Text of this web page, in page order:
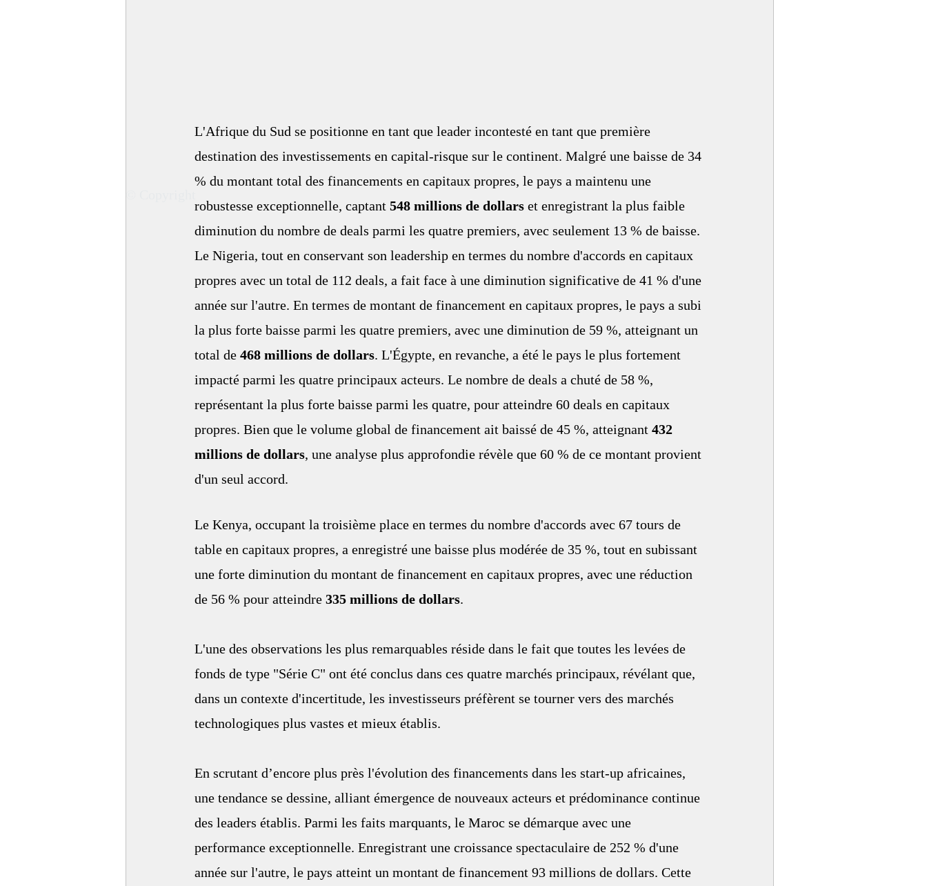
L'Afrique du Sud se positionne en tant que leader incontesté en tant que première
destination des investissements en capital-risque sur le continent. Malgré une baisse de 34
% du montant total des financements en capitaux propres, le pays a maintenu une
robustesse exceptionnelle, captant 548 millions de dollars et enregistrant la plus faible
diminution du nombre de deals parmi les quatre premiers, avec seulement 13 % de baisse.
Le Nigeria, tout en conservant son leadership en termes du nombre d'accords en capitaux
propres avec un total de 112 deals, a fait face à une diminution significative de 41 % d'une
année sur l'autre. En termes de montant de financement en capitaux propres, le pays a subi
la plus forte baisse parmi les quatre premiers, avec une diminution de 59 %, atteignant un
total de 468 millions de dollars. L'Égypte, en revanche, a été le pays le plus fortement
impacté parmi les quatre principaux acteurs. Le nombre de deals a chuté de 58 %,
représentant la plus forte baisse parmi les quatre, pour atteindre 60 deals en capitaux
propres. Bien que le volume global de financement ait baissé de 45 %, atteignant 432
millions de dollars, une analyse plus approfondie révèle que 60 % de ce montant provient
d'un seul accord.
Le Kenya, occupant la troisième place en termes du nombre d'accords avec 67 tours de
table en capitaux propres, a enregistré une baisse plus modérée de 35 %, tout en subissant
une forte diminution du montant de financement en capitaux propres, avec une réduction
de 56 % pour atteindre 335 millions de dollars.
L'une des observations les plus remarquables réside dans le fait que toutes les levées de
fonds de type "Série C" ont été conclus dans ces quatre marchés principaux, révélant que,
dans un contexte d'incertitude, les investisseurs préfèrent se tourner vers des marchés
technologiques plus vastes et mieux établis.
En scrutant d’encore plus près l'évolution des financements dans les start-up africaines,
une tendance se dessine, alliant émergence de nouveaux acteurs et prédominance continue
des leaders établis. Parmi les faits marquants, le Maroc se démarque avec une
performance exceptionnelle. Enregistrant une croissance spectaculaire de 252 % d'une
année sur l'autre, le pays atteint un montant de financement 93 millions de dollars. Cette